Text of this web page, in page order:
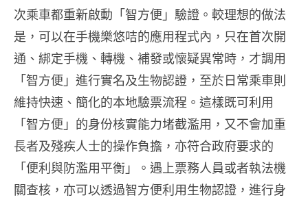
次乘車都重新啟動「智方便」驗證。較理想的做法
是，可以在手機樂悠咭的應用程式內，只在首次開
通、綁定手機、轉機、補發或懷疑異常時，才調用
「智方便」進行實名及生物認證，至於日常乘車則
維持快速、簡化的本地驗票流程。這樣既可利用
「智方便」的身份核實能力堵截濫用，又不會加重
長者及殘疾人士的操作負擔，亦符合政府要求的
「便利與防濫用平衡」。遇上票務人員或者執法機
關查核，亦可以透過智方便利用生物認證，進行身